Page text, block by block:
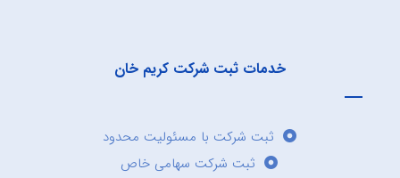
خدمات ثبت شرکت کریم خان
ثبت شرکت با مسئولیت محدود
ثبت شرکت سهامی خاص